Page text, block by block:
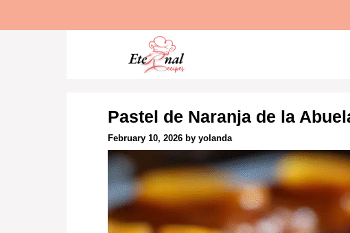
Pastel de Naranja de la
February 10, 2026 by yolanda